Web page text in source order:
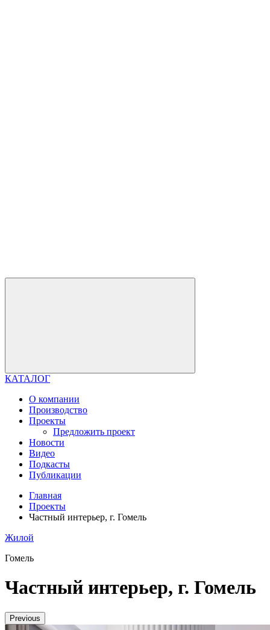
КАТАЛОГ
О компании
Производство
Проекты
Предложить проект
Новости
Видео
Подкасты
Публикации
Главная
Проекты
Частный интерьер, г. Гомель
Жилой
Гомель
Частный интерьер, г. Гомель
Previous